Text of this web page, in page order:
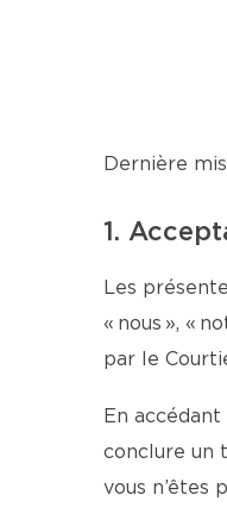
Dernière
1.
Les
« nous », «
par le
En
conclure un
vous n’êtes